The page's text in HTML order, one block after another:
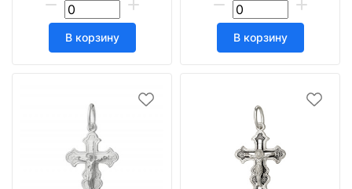
В корзину В корзину